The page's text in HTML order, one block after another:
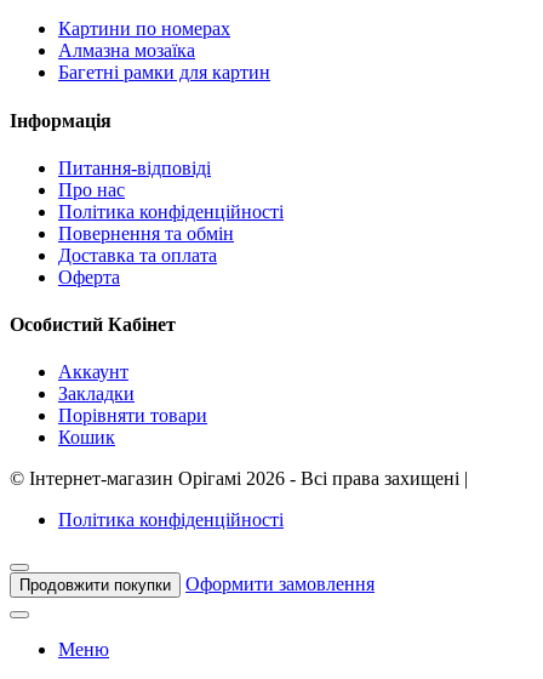
Картини по номерах
Алмазна мозаїка
Багетні рамки для картин
Інформація
Питання-відповіді
Про нас
Політика конфіденційності
Повернення та обмін
Доставка та оплата
Оферта
Особистий Кабінет
Аккаунт
Закладки
Порівняти товари
Кошик
© Інтернет-магазин Орігамі 2026 - Всі права захищені
Політика конфіденційності
Продовжити покупки Оформити замовлення
Меню